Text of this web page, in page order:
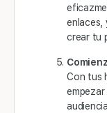
enlaces,
crear tu
Con tus